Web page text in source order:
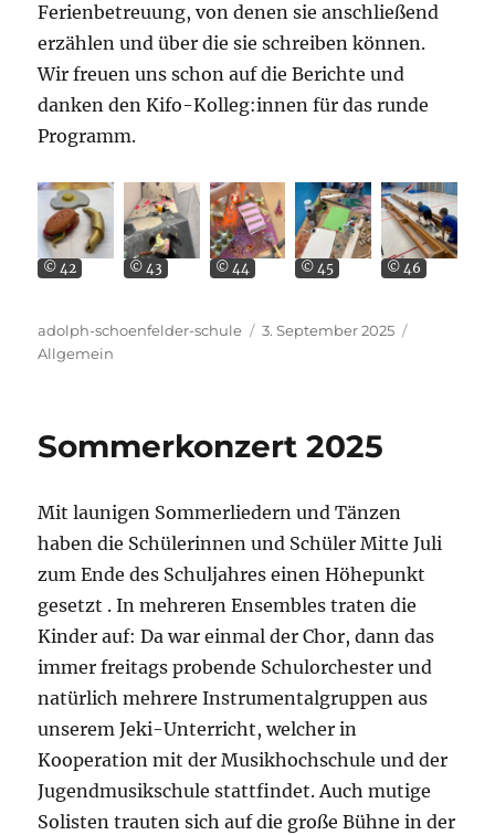
Ferienbetreuung, von denen sie anschließend
erzählen und über die sie schreiben können.
Wir freuen uns schon auf die Berichte und
danken den Kifo-Kolleg:innen für das runde
Programm.
© 42 © 43 © 44 © 45 © 46
Autor
adolph-schoenfelder-schule
Veröffentlicht
3. September 2025
Allgemein
Sommerkonzert 2025
Mit launigen Sommerliedern und Tänzen
haben die Schülerinnen und Schüler Mitte Juli
zum Ende des Schuljahres einen Höhepunkt
gesetzt . In mehreren Ensembles traten die
Kinder auf: Da war einmal der Chor, dann das
immer freitags probende Schulorchester und
natürlich mehrere Instrumentalgruppen aus
unserem Jeki-Unterricht, welcher in
Kooperation mit der Musikhochschule und der
Jugendmusikschule stattfindet. Auch mutige
Solisten trauten sich auf die große Bühne in der